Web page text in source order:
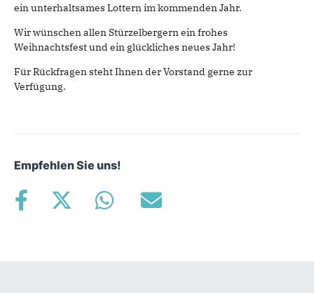
ein unterhaltsames Lottern im kommenden Jahr.
Wir wünschen allen Stürzelbergern ein frohes
Weihnachtsfest und ein glückliches neues Jahr!
Für Rückfragen steht Ihnen der Vorstand gerne zur
Verfügung.
Empfehlen Sie uns!